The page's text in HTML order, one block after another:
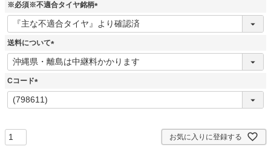
※必須※不適合タイヤ銘柄
(
必
送料について
(
必
Cコード
(
必
お気に入りに登録する